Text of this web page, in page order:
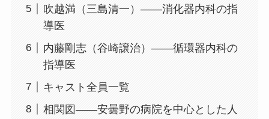
吹越満（三島清一）——消化器内科の指
導医
内藤剛志（谷崎譲治）——循環器内科の
指導医
キャスト全員一覧
相関図——安曇野の病院を中心とした人